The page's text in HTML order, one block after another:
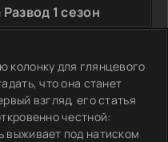
1 сезон
колонку для глянцевого
что она станет
взгляд, его статья
честной:
выживает под натиском